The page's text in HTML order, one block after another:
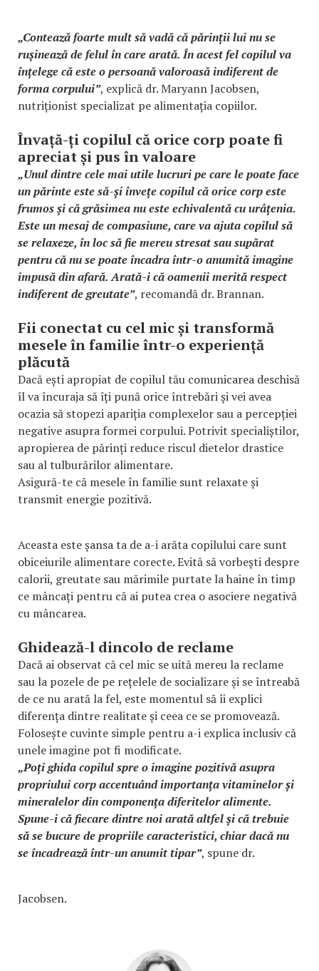
„Contează foarte mult să vadă că părinții lui nu se
rușinează de felul în care arată. În acest fel copilul va
înțelege că este o persoană valoroasă indiferent de
forma corpului”, explică dr. Maryann Jacobsen,
nutriționist specializat pe alimentația copiilor.
Învață-ți copilul că orice corp poate fi
apreciat și pus în valoare
„Unul dintre cele mai utile lucruri pe care le poate face
un părinte este să-și învețe copilul că orice corp este
frumos și că grăsimea nu este echivalentă cu urâțenia.
Este un mesaj de compasiune, care va ajuta copilul să
se relaxeze, în loc să fie mereu stresat sau supărat
pentru că nu se poate încadra într-o anumită imagine
impusă din afară. Arată-i că oamenii merită respect
indiferent de greutate”, recomandă dr. Brannan.
Fii conectat cu cel mic și transformă
mesele în familie într-o experiență
plăcută
Dacă ești apropiat de copilul tău comunicarea deschisă
îl va încuraja să îți pună orice întrebări și vei avea
ocazia să stopezi apariția complexelor sau a percepției
negative asupra formei corpului. Potrivit specialiștilor,
apropierea de părinți reduce riscul dietelor drastice
sau al tulburărilor alimentare.
Asigură-te că mesele în familie sunt relaxate și
transmit energie pozitivă.
Aceasta este șansa ta de a-i arăta copilului care sunt
obiceiurile alimentare corecte. Evită să vorbești despre
calorii, greutate sau mărimile purtate la haine în timp
ce mâncați pentru că ai putea crea o asociere negativă
cu mâncarea.
Ghidează-l dincolo de reclame
Dacă ai observat că cel mic se uită mereu la reclame
sau la pozele de pe rețelele de socializare și se întreabă
de ce nu arată la fel, este momentul să îi explici
diferența dintre realitate și ceea ce se promovează.
Folosește cuvinte simple pentru a-i explica inclusiv că
unele imagine pot fi modificate.
„Poți ghida copilul spre o imagine pozitivă asupra
propriului corp accentuând importanța vitaminelor și
mineralelor din componența diferitelor alimente.
Spune-i că fiecare dintre noi arată altfel și că trebuie
să se bucure de propriile caracteristici, chiar dacă nu
se încadrează într-un anumit tipar”, spune dr.
Jacobsen.